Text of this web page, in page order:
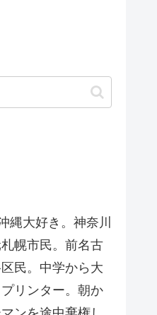
縄大好き。神奈川
幌市民。前名古
民。中学から大
リンター。朝か